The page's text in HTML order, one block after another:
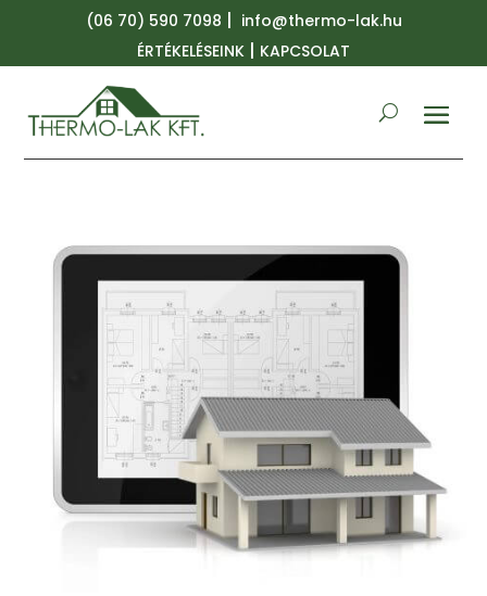
(06 70) 590 7098 | info@thermo-lak.hu
ÉRTÉKELÉSEINK | KAPCSOLAT